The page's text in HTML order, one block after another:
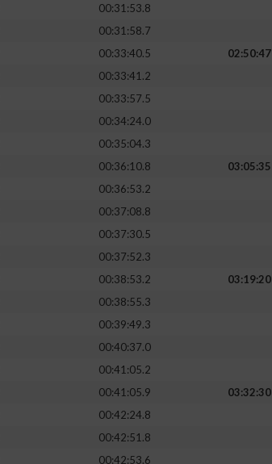
00:31:53.8
00:31:58.7
00:33:40.5
02:50:47
00:33:41.2
00:33:57.5
00:34:24.0
00:35:04.3
00:36:10.8
03:05:35
00:36:53.2
00:37:08.8
00:37:30.5
00:37:52.3
00:38:53.2
03:19:20
00:38:55.3
00:39:49.3
00:40:37.0
00:41:05.2
00:41:05.9
03:32:30
00:42:24.8
00:42:51.8
00:42:53.6